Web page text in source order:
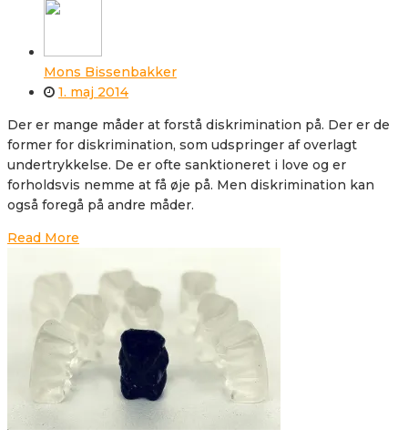
Mons Bissenbakker
1. maj 2014
Der er mange måder at forstå diskrimination på. Der er de
former for diskrimination, som udspringer af overlagt
undertrykkelse. De er ofte sanktioneret i love og er
forholdsvis nemme at få øje på. Men diskrimination kan
også foregå på andre måder.
Read More